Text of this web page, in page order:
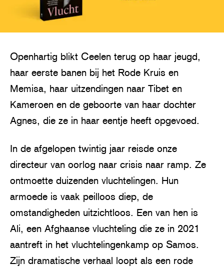
Openhartig blikt Ceelen terug op haar jeugd,
haar eerste banen bij het Rode Kruis en
Memisa, haar uitzendingen naar Tibet en
Kameroen en de geboorte van haar dochter
Agnes, die ze in haar eentje heeft opgevoed.
In de afgelopen twintig jaar reisde onze
directeur van oorlog naar crisis naar ramp. Ze
ontmoette duizenden vluchtelingen. Hun
armoede is vaak peilloos diep, de
omstandigheden uitzichtloos. Een van hen is
Ali, een Afghaanse vluchteling die ze in 2021
aantreft in het vluchtelingenkamp op Samos.
Zijn dramatische verhaal loopt als een rode